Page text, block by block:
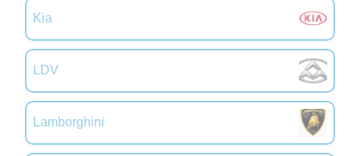
Kia
LDV
Lamborghini